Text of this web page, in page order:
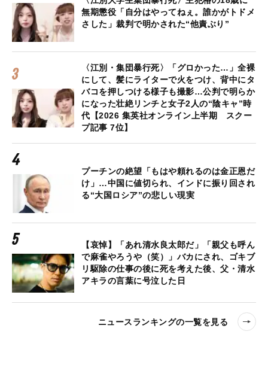
無期懲役「自分はやってねぇ。誰かがトドメ
さした」裁判で明かされた“他責ぶり”
〈江別・集団暴行死〉「グロかった…」全裸
にして、髪にライターで火をつけ、背中にタ
バコを押しつける様子も撮影…公判で明らか
になった壮絶リンチと女子2人の“陰キャ”時
代【2026 集英社オンライン上半期 スクー
プ記事 7位】
プーチンの絶望「もはや頼れるのは金正恩だ
け」…中国に値切られ、インドに振り回され
る“大国ロシア”の悲しい現実
【哀悼】「あれ清水良太郎だ」「親父も呼ん
で麻雀やろうや（笑）」バカにされ、ゴキブ
リ駆除の仕事の後に死を考えた後、父・清水
アキラの言葉に号泣した日
ニュースランキングの一覧を見る